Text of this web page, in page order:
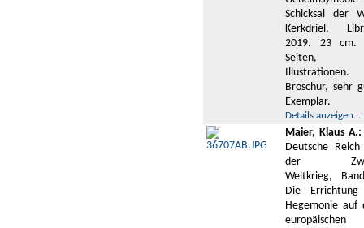
Schicksal der
Kerkdriel,
2019. 23 cm.
Seiten,
Illustrationen.
Broschur, sehr
Exemplar.
Details anzeigen…
Maier, Klaus A.:
Deutsche Reich
der
Weltkrieg,
Die
Hegemonie auf
europäischen